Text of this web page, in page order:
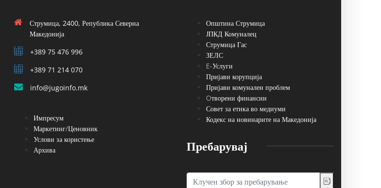
Струмица, 2400, Република Северна
Македонија
+389 75 476 996
+389 71 214 070
info@jugoinfo.mk
Импресум
Маркетинг/Ценовник
Услови за користење
Архива
Општина Струмица
ЈПКД Комуналец
Струмица Гас
ЗЕЛС
E-Услуги
Пријави корупција
Пријави комунален проблем
Oтворени финансии
Совет за етика во медиуми
Кодекс на новинарите на Македонија
Пребарувај